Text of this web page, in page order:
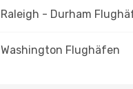
Raleigh - Durham
Washington Flughäfen